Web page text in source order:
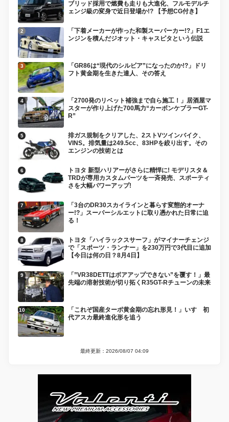
ブリッド採用で燃費も走りも大進化、フルモデルチ
ェンジ級の変身で近日登場か!? 【予想CG付き】
「下着メーカーが作った和製スーパーカー!?」F1エ
ンジンを積んだジオット・キャスピタという伝説
「GR86は“現代のシルビア”になったのか!?」ドリ
フト黄金期を生きた達人、その答え
「2700発のリベット補強まで自ら施工！」居酒屋マ
スターが作り上げた700馬力“カーボンケブラーGT-
R”
排ガス規制をクリアした、2ストVツインバイク、
VINS。排気量は249.5cc、83HPを絞り出す。その
エンジンの技術とは
トヨタ 新型ハリアーがさらに精悍に! モデリスタ＆
TRDが専用カスタムパーツを一斉発売、スポーティ
さを大幅パワーアップ!
「3台のDR30スカイラインと暮らす変態的オーナ
ー!?」スーパーシルエットに取り憑かれた日常に迫
る！
トヨタ「ハイラックスサーフ」がマイナーチェンジ
で「スポーツ・ランナー」を230万円で3代目に追加
【今日は何の日？8月4日】
「”VR38DETTはボアアップできない”を覆す！」最
先端の溶射技術が切り拓くR35GT-Rチューンの未来
「これぞ国産ターボ黄金期の忘れ形見！」いすゞ初
代アスカ最終進化形を追う
最終更新：2026/08/07 04:09